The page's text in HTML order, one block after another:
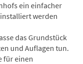
ein einfacher
werden
das Grundstück
und Auflagen tun.
für einen